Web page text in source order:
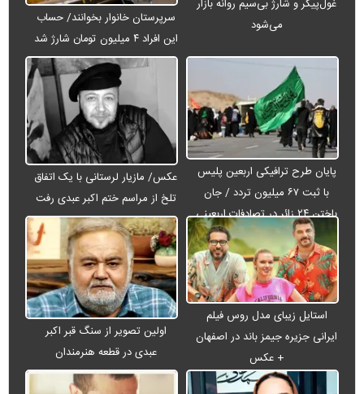
غول‌پیکر و شارژ بی‌سیم روانه بازار
می‌شود
سرپرستان خانوار بخوانند/ حساب
این افراد ۴ میلیون تومان شارژ شد
پایان طرح ترافیکی اربعین پلیس
با ثبت ۶۷ میلیون تردد / جان
باختن ۲۴ زائر در تصادفات اربعینی
عکس/ مازیار لرستانی با یک اتفاق
تلخ از مراسم ختم اکبر عبدی رفت
استایل زیبای مدل روس فیلم
ایرانی جزیره جیمز باند در اصفهان
+ عکس
اولین تصویر از سنگ قبر اکبر
عبدی در قطعه هنرمندان